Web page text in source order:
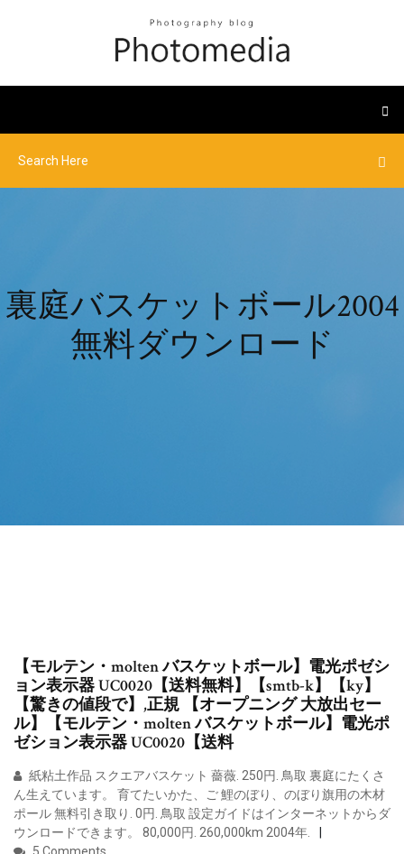
裏庭バスケットボール2004
無料ダウンロード
【モルテン・molten バスケットボール】電光ポゼシ
ョン表示器 UC0020【送料無料】【smtb-k】【ky】
【驚きの値段で】,正規 【オープニング 大放出セー
ル】【モルテン・molten バスケットボール】電光ポ
ゼション表示器 UC0020【送料
紙粘土作品 スクエアバスケット 薔薇. 250円. 鳥取 裏庭にたくさ
ん生えています。 育てたいかた、ご 鯉のぼり、のぼり旗用の木材
ポール 無料引き取り. 0円. 鳥取 設定ガイドはインターネットからダ
ウンロードできます。 80,000円. 260,000km 2004年.